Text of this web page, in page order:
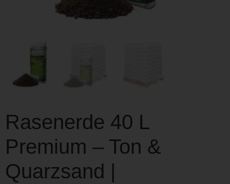
Rasenerde 40 L
Premium – Ton &
Quarzsand |